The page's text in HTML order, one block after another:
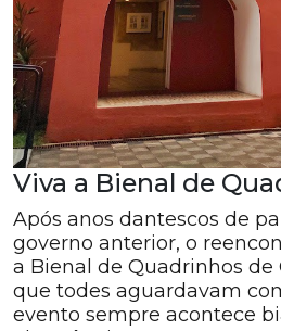
Viva a Bienal de
Após anos dantescos de
governo anterior, o
a Bienal de Quadrinhos de
que todes aguardavam
evento sempre acontece